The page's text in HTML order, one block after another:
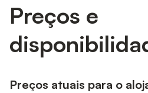
Preços e
Preços atuais para o